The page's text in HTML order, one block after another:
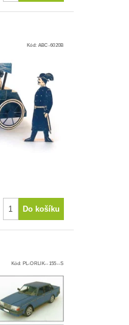
Kód: ABC-6020B
Kód: PL-ORLIK--155--S